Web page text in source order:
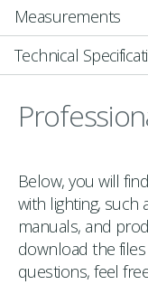
Measurements
Technical
Below, you will
with lighting, such
manuals, and
download the
questions, feel